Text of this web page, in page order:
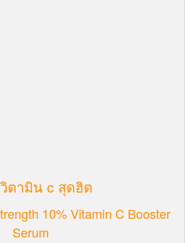
ตามิน c สุดฮิต
10% Vitamin C Booster
Serum